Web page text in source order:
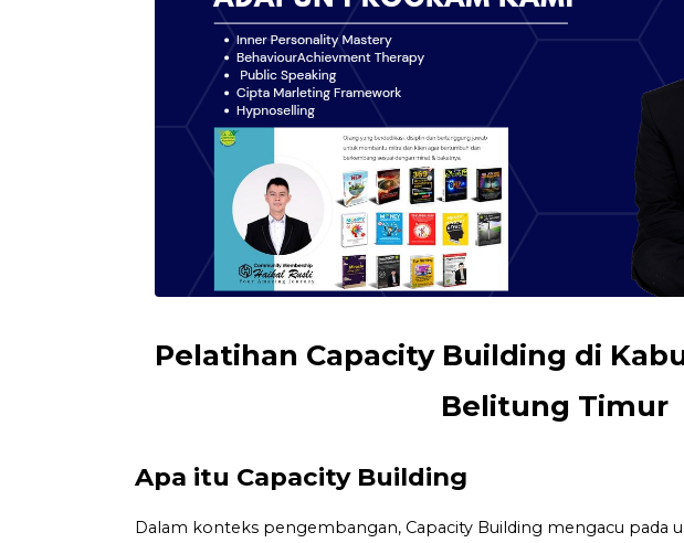
Pelatihan Capacity Building di
Belitung Timur
Apa itu Capacity Building
Dalam konteks pengembangan, Capacity Building mengacu pada